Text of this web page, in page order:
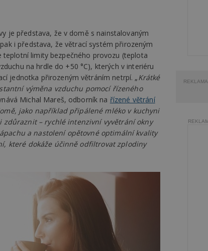
je představa, že v domě s nainstalovaným
i představa, že větrací systém přirozeným
limity bezpečného provozu (teplota
na hrdle do +50 °C), kterých v interiéru
jednotka přirozeným větráním netrpí. „Krátké
výměna vzduchu pomocí řízeného
Michal Mareš, odborník na řízené větrání
jako například připálené mléko v kuchyni
zdůraznit – rychlé intenzivní vyvětrání okny
a nastolení opětovné optimální kvality
které dokáže účinně odfiltrovat zplodiny
REKLAMA